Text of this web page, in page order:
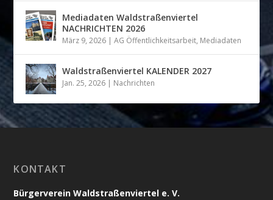
Mediadaten Waldstraßenviertel
NACHRICHTEN 2026
März 9, 2026 |AG Öffentlichkeitsarbeit, Mediadaten
Waldstraßenviertel KALENDER 2027
Jan. 25, 2026 | Nachrichten
KONTAKT
Bürgerverein Waldstraßenviertel e. V.